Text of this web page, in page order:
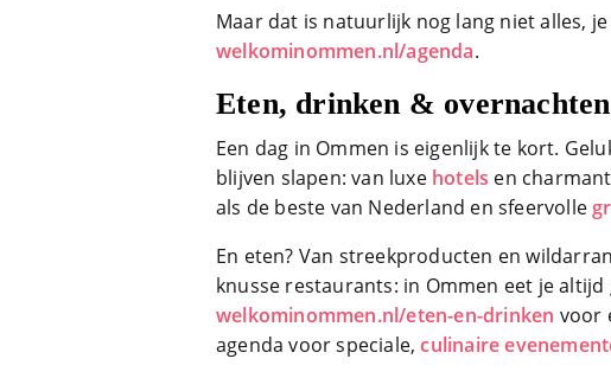
Maar dat is natuurlijk nog lang niet alles,
welkominommen.nl/agenda.
Eten, drinken & overnachten
Een dag in Ommen is eigenlijk te kort.
blijven slapen: van luxe hotels en
als de beste van Nederland en sfeervolle
En eten? Van streekproducten en
knusse restaurants: in Ommen eet je altijd
welkominommen.nl/eten-en-drinken voor
agenda voor speciale,culinaire